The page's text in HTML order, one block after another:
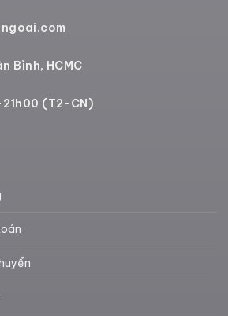
Bình, HCMC
(T2-CN)